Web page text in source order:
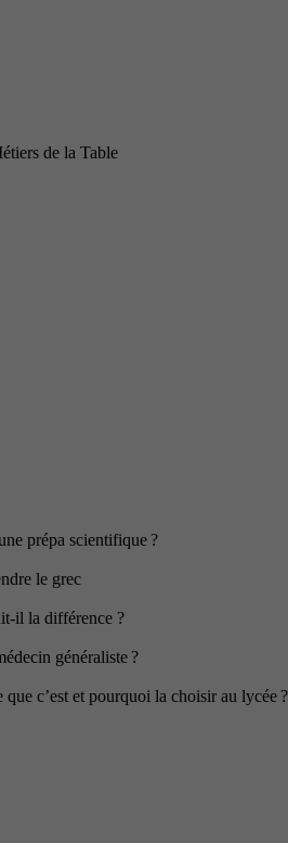
de la Table
prépa scientifique ?
le grec
il la différence ?
généraliste ?
que c’est et pourquoi la choisir au lycée ?